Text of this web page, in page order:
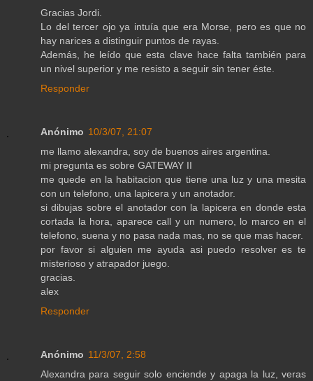
Gracias Jordi.
Lo del tercer ojo ya intuía que era Morse, pero es que no
hay narices a distinguir puntos de rayas.
Además, he leído que esta clave hace falta también para
un nivel superior y me resisto a seguir sin tener éste.
Responder
Anónimo 10/3/07, 21:07
me llamo alexandra, soy de buenos aires argentina.
mi pregunta es sobre GATEWAY II
me quede en la habitacion que tiene una luz y una mesita
con un telefono, una lapicera y un anotador.
si dibujas sobre el anotador con la lapicera en donde esta
cortada la hora, aparece call y un numero, lo marco en el
telefono, suena y no pasa nada mas, no se que mas hacer.
por favor si alguien me ayuda asi puedo resolver es te
misterioso y atrapador juego.
gracias.
alex
Responder
Anónimo 11/3/07, 2:58
Alexandra para seguir solo enciende y apaga la luz, veras